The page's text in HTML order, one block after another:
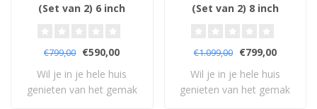
(Set van 2) 6 inch
€799,00 €590,00
Wil je in je hele huis
genieten van het gemak
(Set van 2) 8 inch
€1.099,00
€799,00
Wil je in je hele huis
genieten van het gemak